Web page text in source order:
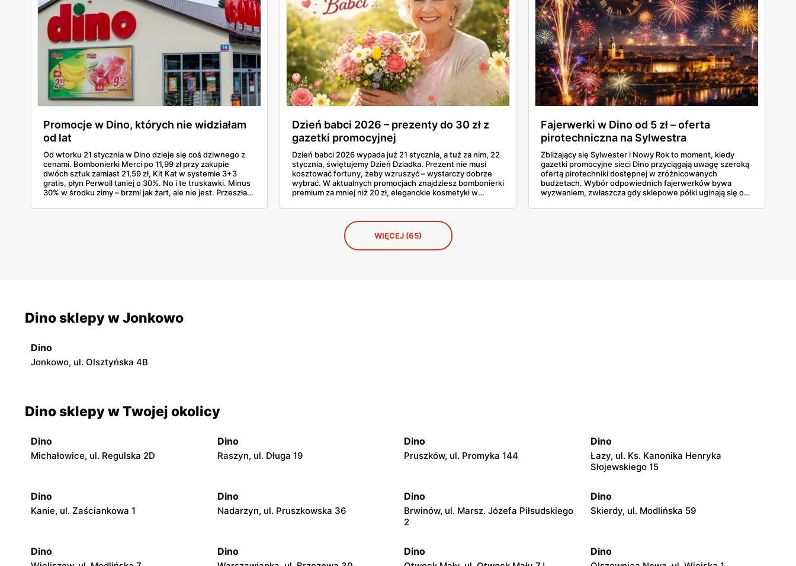
Promocje w Dino, których nie widziałam
od lat
Od wtorku 21 stycznia w Dino dzieje się coś dziwnego z
cenami. Bombonierki Merci po 11,99 zł przy zakupie
dwóch sztuk zamiast 21,59 zł, Kit Kat w systemie 3+3
gratis, płyn Perwoll taniej o 30%. No i te truskawki. Minus
30% w środku zimy – brzmi jak żart, ale nie jest. Przeszłam
opłacalne rzeczy, których szkoda byłoby nie kupić.
Dzień babci 2026 – prezenty do 30 zł z
gazetki promocyjnej
Dzień babci 2026 wypada już 21 stycznia, a tuż za nim, 22
stycznia, świętujemy Dzień Dziadka. Prezent nie musi
kosztować fortuny, żeby wzruszyć – wystarczy dobrze
wybrać. W aktualnych promocjach znajdziesz bombonierki
premium za mniej niż 20 zł, eleganckie kosmetyki w
uwielbia. Sprawdź, co warto kupić teraz, póki półki
Fajerwerki w Dino od 5 zł – oferta
pirotechniczna na Sylwestra
Zbliżający się Sylwester i Nowy Rok to moment, kiedy
gazetki promocyjne sieci Dino przyciągają uwagę szeroką
ofertą pirotechniki dostępnej w zróżnicowanych
budżetach. Wybór odpowiednich fajerwerków bywa
wyzwaniem, zwłaszcza gdy sklepowe półki uginają się od
klasycznych zestawów rakiet, a różnice w cenie nie
WIĘCEJ (65)
Dino sklepy w Jonkowo
Dino
Jonkowo, ul. Olsztyńska 4B
Dino sklepy w Twojej okolicy
Dino
Michałowice, ul. Regulska 2D
Dino
Raszyn, ul. Długa 19
Dino
Pruszków, ul. Promyka 144
Dino
Łazy, ul. Ks. Kanonika Henryka
Słojewskiego 15
Dino
Kanie, ul. Zaściankowa 1
Dino
Nadarzyn, ul. Pruszkowska 36
Dino
Brwinów, ul. Marsz. Józefa Piłsudskiego
2
Dino
Skierdy, ul. Modlińska 59
Dino Dino Dino Dino